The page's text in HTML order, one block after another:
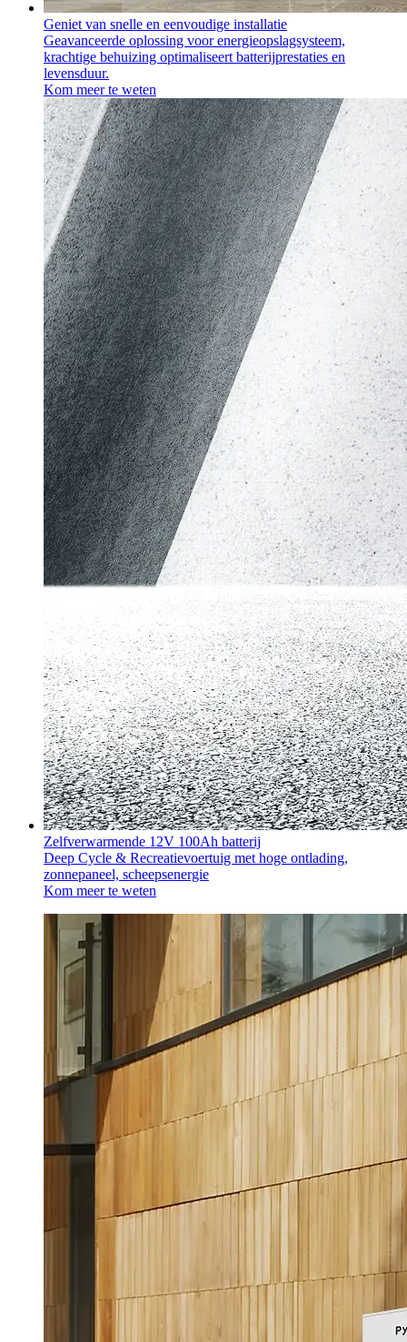
Geniet van snelle en eenvoudige installatie
Geavanceerde oplossing voor energieopslagsysteem,
krachtige behuizing optimaliseert batterijprestaties en
levensduur.
Kom meer te weten
Zelfverwarmende 12V 100Ah batterij
Deep Cycle & Recreatievoertuig met hoge ontlading,
zonnepaneel, scheepsenergie
Kom meer te weten